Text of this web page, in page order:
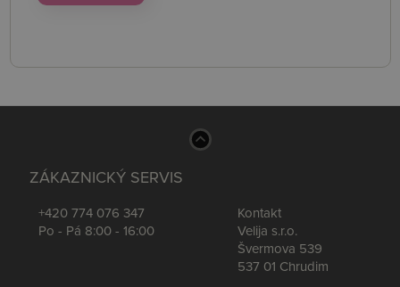
ZÁKAZNICKÝ SERVIS
+420 774 076 347
Po - Pá 8:00 - 16:00
Kontakt
Velija s.r.o.
Švermova 539
537 01 Chrudim